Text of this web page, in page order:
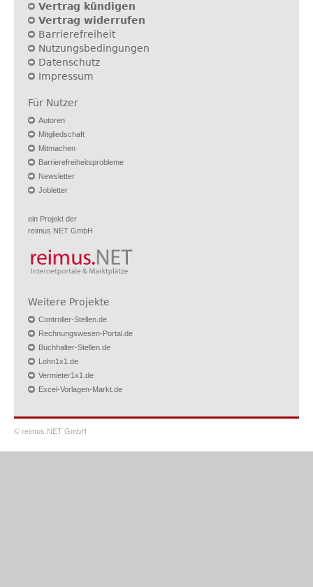
Vertrag kündigen
Vertrag widerrufen
Barrierefreiheit
Nutzungsbedingungen
Datenschutz
Impressum
Für Nutzer
Autoren
Mitgliedschaft
Mitmachen
Barrierefreiheitsprobleme
Newsletter
Jobletter
ein Projekt der
reimus.NET GmbH
Weitere Projekte
Controller-Stellen.de
Rechnungswesen-Portal.de
Buchhalter-Stellen.de
Lohn1x1.de
Vermieter1x1.de
Excel-Vorlagen-Markt.de
© reimus.NET GmbH